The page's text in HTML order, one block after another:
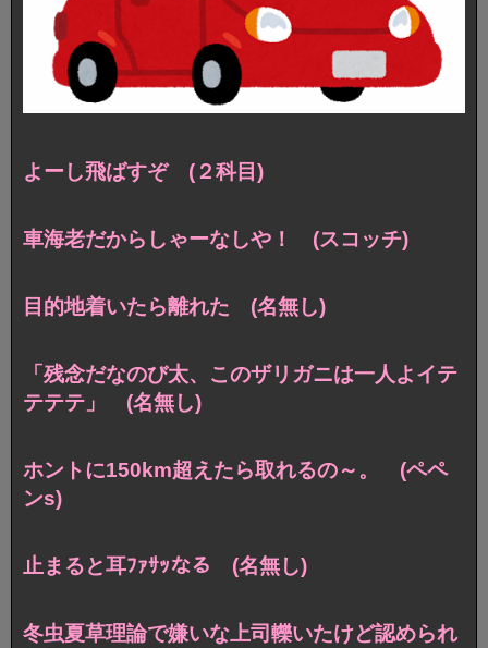
よーし飛ばすぞ (２科目)
車海老だからしゃーなしや！ (スコッチ)
目的地着いたら離れた (名無し)
「残念だなのび太、このザリガニは一人よイテ
テテテ」 (名無し)
ホントに150km超えたら取れるの～。 (ペペ
ンs)
止まると耳ﾌｧｻｯなる (名無し)
冬虫夏草理論で嫌いな上司轢いたけど認められ